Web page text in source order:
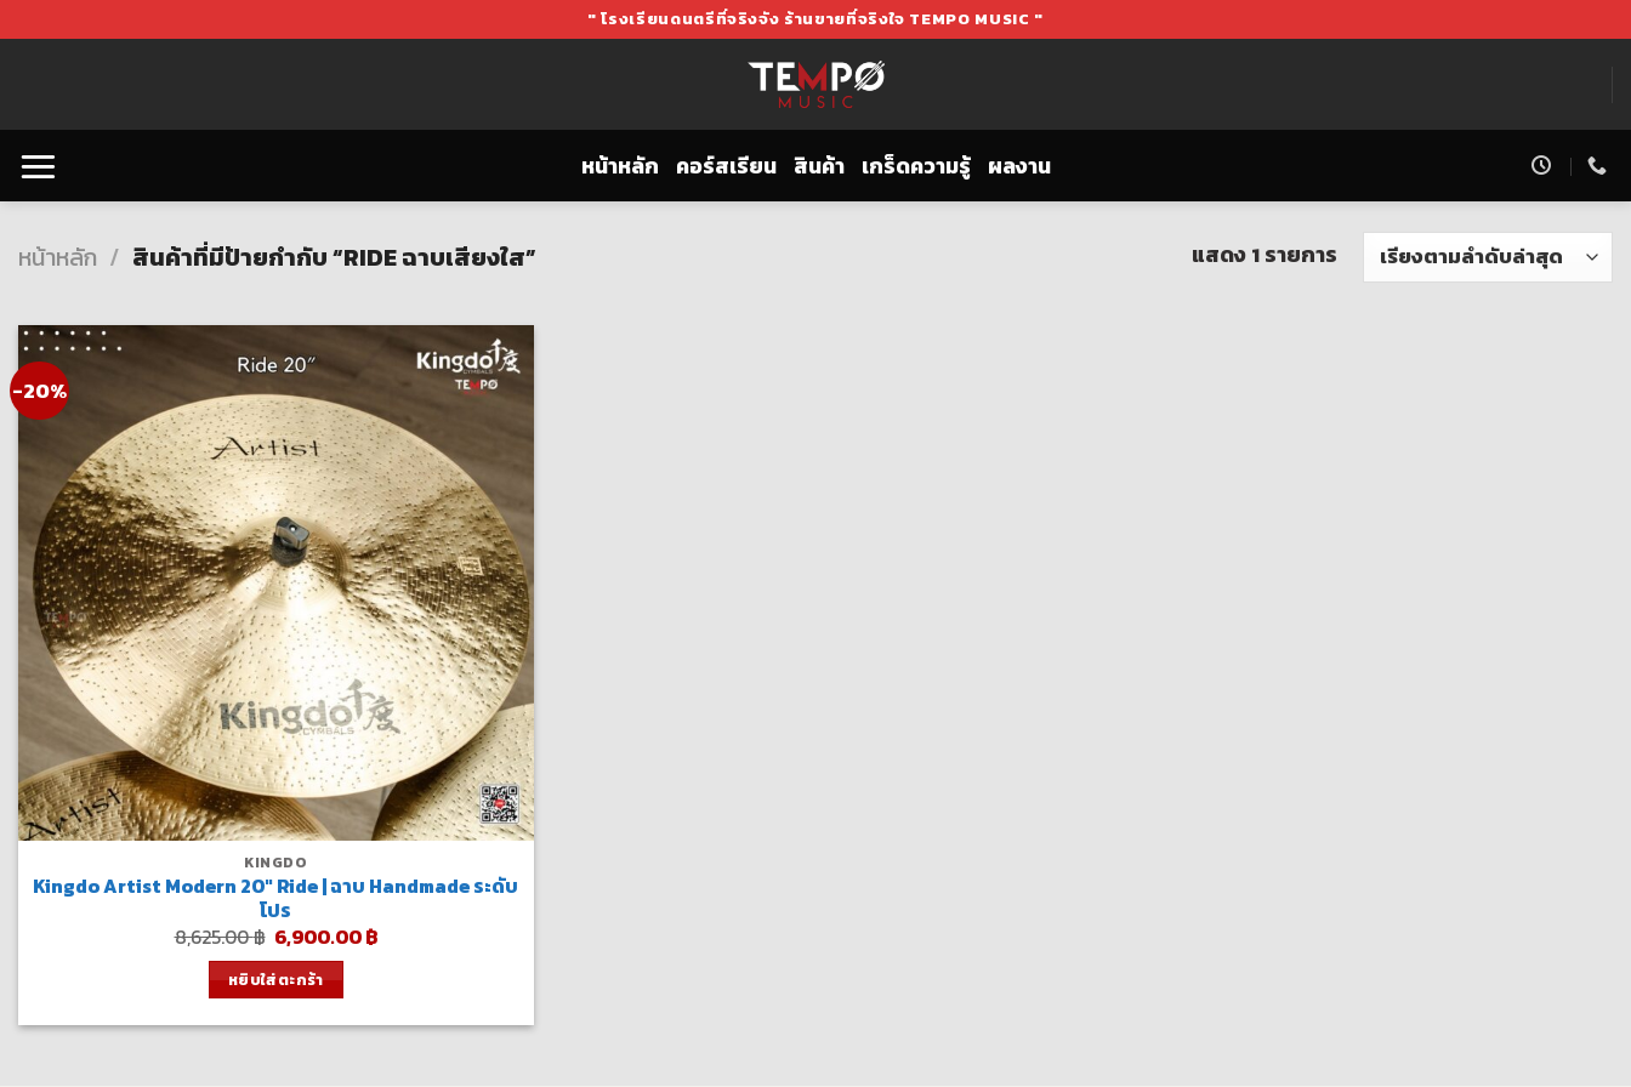
to
" โรงเรียนดนตรีที่จริงจัง ร้านขายที่จริงใจ TEMPO MUSIC "
หน้าหลัก คอร์สเรียน สินค้า เกร็ดความรู้ ผลงาน
หน้าหลัก / สินค้าที่มีป้ายกำกับ “RIDE ฉาบเสียงใส” แสดง 1 รายการ
-20%
KINGDO
Kingdo Artist Modern 20″ Ride | ฉาบ Handmade ระดับ
โปร
8,625.00฿ Original
price
was:
8,625.00 ฿.
6,900.00฿Current
หยิบใส่ตะกร้า